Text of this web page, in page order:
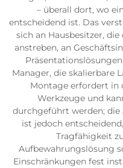
– überall dort, wo
entscheidend ist. Das
sich an Hausbesitzer,
anstreben, an
Manager, die skalierbare
Montage erfordert in
Werkzeuge und
durchgeführt werden; die
ist jedoch
Tragfähigkeit
Aufbewahrungslösung
Einschränkungen fest